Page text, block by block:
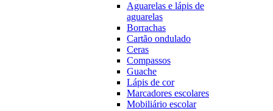
Aguarelas e lápis de
aguarelas
Borrachas
Cartão ondulado
Ceras
Compassos
Guache
Lápis de cor
Marcadores escolares
Mobiliário escolar